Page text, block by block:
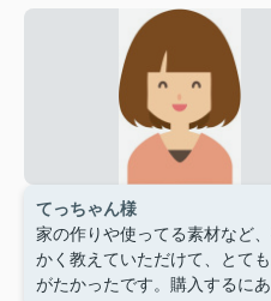
てっちゃん様
家の作りや使ってる素材など
かく教えていただけて、とて
がたかったです。購入するにあ